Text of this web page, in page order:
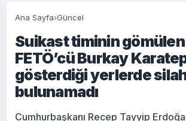
Ana Sayfa›Güncel
Suikast timinin gömülen
FETÖ’cü Burkay
gösterdiği yerlerde
bulunamadı
Cumhurbaşkanı Recep Tayyip